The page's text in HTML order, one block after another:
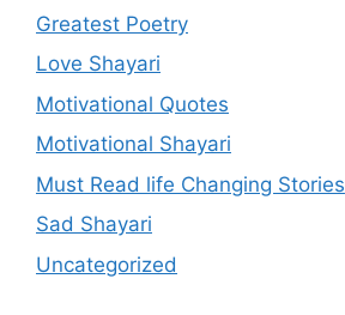
Greatest Poetry
Love Shayari
Motivational Quotes
Motivational Shayari
Must Read life Changing Stories
Sad Shayari
Uncategorized